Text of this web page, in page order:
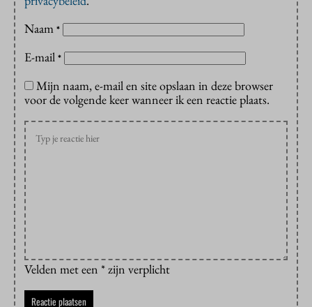
Naam *
E-mail *
Mijn naam, e-mail en site opslaan in deze browser
voor de volgende keer wanneer ik een reactie plaats.
Velden met een * zijn verplicht